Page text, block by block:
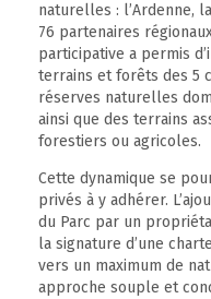
naturelles : l’Ardenne,
76 partenaires
participative a permis
terrains et forêts des 5
réserves naturelles
ainsi que des terrains
forestiers ou agricoles.
Cette dynamique se
privés à y adhérer.
du Parc par un
la signature d’une
vers un maximum de
approche souple et